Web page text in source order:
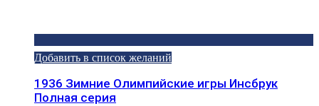
Добавить в список желаний
1936 Зимние Олимпийские игры Инсбрук
Полная серия